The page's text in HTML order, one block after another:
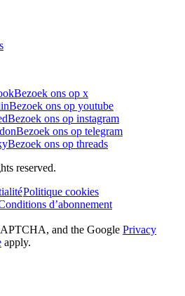
Bezoek ons op x
Bezoek ons op youtube
Bezoek ons op instagram
Bezoek ons op telegram
Bezoek ons op threads
reserved.
Politique cookies
d’abonnement
and the Google Privacy
apply.